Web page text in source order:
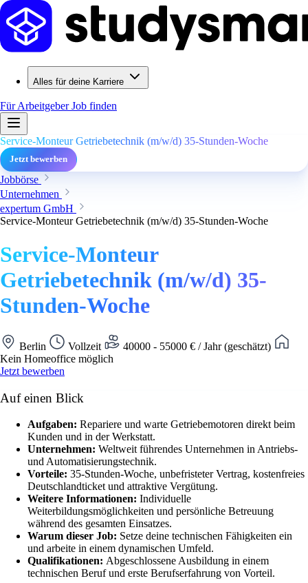
Alles für deine Karriere
Für ArbeitgeberJob finden
Service-Monteur Getriebetechnik (m/w/d) 35-Stunden-Woche
Jetzt bewerben
Jobbörse
Unternehmen
expertum GmbH
Service-Monteur Getriebetechnik (m/w/d) 35-Stunden-Woche
Service-Monteur
Getriebetechnik (m/w/d) 35-
Stunden-Woche
Berlin Vollzeit
40000 - 55000 € / Jahr (geschätzt)
Kein Homeoffice möglich
Jetzt bewerben
Auf einen Blick
Aufgaben: Repariere und warte Getriebemotoren direkt beim
Kunden und in der Werkstatt.
Unternehmen: Weltweit führendes Unternehmen in Antriebs-
und Automatisierungstechnik.
Vorteile: 35-Stunden-Woche, unbefristeter Vertrag, kostenfreies
Deutschlandticket und attraktive Vergütung.
Weitere Informationen: Individuelle
Weiterbildungsmöglichkeiten und persönliche Betreuung
während des gesamten Einsatzes.
Warum dieser Job: Setze deine technischen Fähigkeiten ein
und arbeite in einem dynamischen Umfeld.
Qualifikationen: Abgeschlossene Ausbildung in einem
technischen Beruf und erste Berufserfahrung von Vorteil.